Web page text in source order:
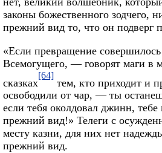
законы божественного зодчего,
прежний вид то, что он подверг
«Если превращение
Всемогущего, — говорят маги в
сказках
[64]
тем, кто приходит и
освободили от чар, — ты
если тебя околдовал джинн, тебе
прежний вид!» Телеги с
месту казни, для них нет
прежний вид.